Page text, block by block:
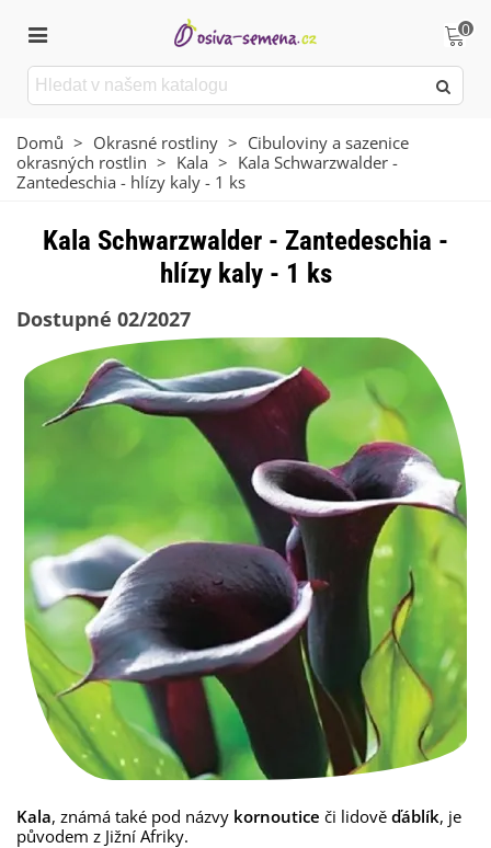
0
Domů > Okrasné rostliny > Cibuloviny a sazenice
okrasných rostlin > Kala > Kala Schwarzwalder -
Zantedeschia - hlízy kaly - 1 ks
Kala Schwarzwalder - Zantedeschia -
hlízy kaly - 1 ks
Dostupné 02/2027
Kala, známá také pod názvy kornoutice či lidově ďáblík, je
původem z Jižní Afriky.